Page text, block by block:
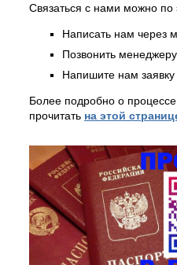
Связаться с нами можно по
Написать нам через
Позвонить
Напишите нам
Более подробно о
прочитать на этой